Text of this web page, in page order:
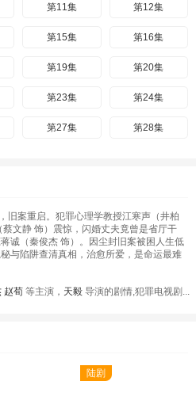
第11集 第12集
第15集 第16集
第19集 第20集
第23集 第24集
第27集 第28集
旧案重启。犯罪心理学教授江寒声（井柏
文静 饰）震惊，闪婚丈夫竟曾是省厅干
诚（秦俊杰 饰）。因尘封旧案被困人生低
与陷阱查清真相，治愈所爱，是命运最难
赵荀 等主演， 天毅 导演的剧情,犯罪电视剧...
陆剧